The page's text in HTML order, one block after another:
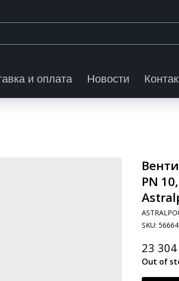
и оплата Новости
PN
SKU: 56664
23 304
Out of